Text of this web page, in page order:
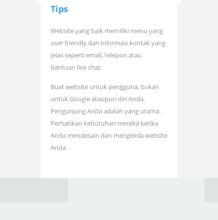
Tips
Website yang baik memiliki menu yang
user friendly dan informasi kontak yang
jelas seperti email, telepon atau
bantuan live chat.
Buat website untuk pengguna, bukan
untuk Google ataupun diri Anda.
Pengunjung Anda adalah yang utama.
Perhatikan kebutuhan mereka ketika
Anda mendesain dan mengelola website
Anda.